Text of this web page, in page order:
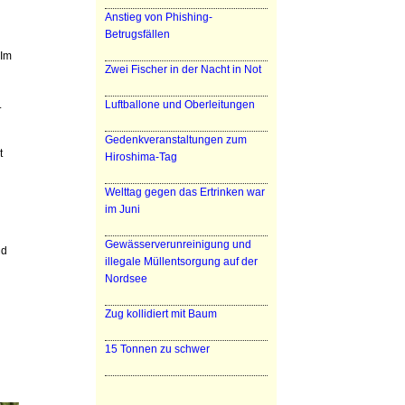
Anstieg von Phishing-
Betrugsfällen
Zwei Fischer in der Nacht in Not
Luftballone und Oberleitungen
Gedenkveranstaltungen zum
Hiroshima-Tag
Welttag gegen das Ertrinken war
im Juni
Gewässerverunreinigung und
illegale Müllentsorgung auf der
Nordsee
Zug kollidiert mit Baum
15 Tonnen zu schwer